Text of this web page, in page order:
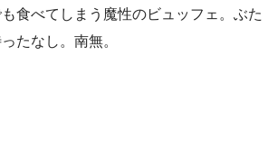
食べてしまう魔性のビュッフェ。ぶた
たなし。南無。